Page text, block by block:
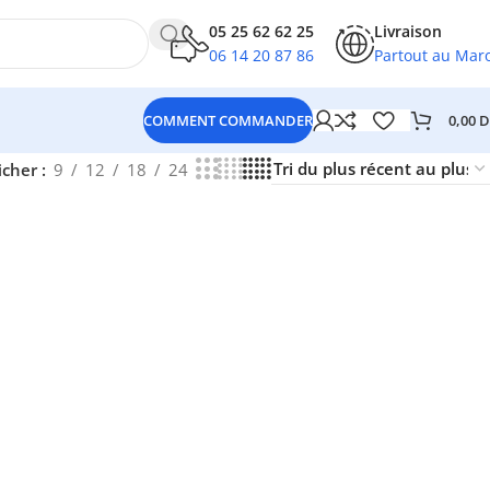
05 25 62 62 25
06 14 20 87 86
Livraison
Partout au
COMMENT COMMANDER 0,00
9 12 18 24